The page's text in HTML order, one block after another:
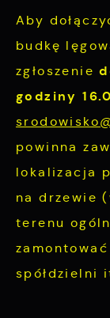
Aby
budkę
zgłoszenie
godziny
powinna
lokalizacja
na drzewie
terenu
spółdzielni
są
Wyrażenie
gwarantuje
aktualności
Promocyjne
podstawie
Twoich
witryny
innych
charakterze
treści w
komunikatów
Więcej